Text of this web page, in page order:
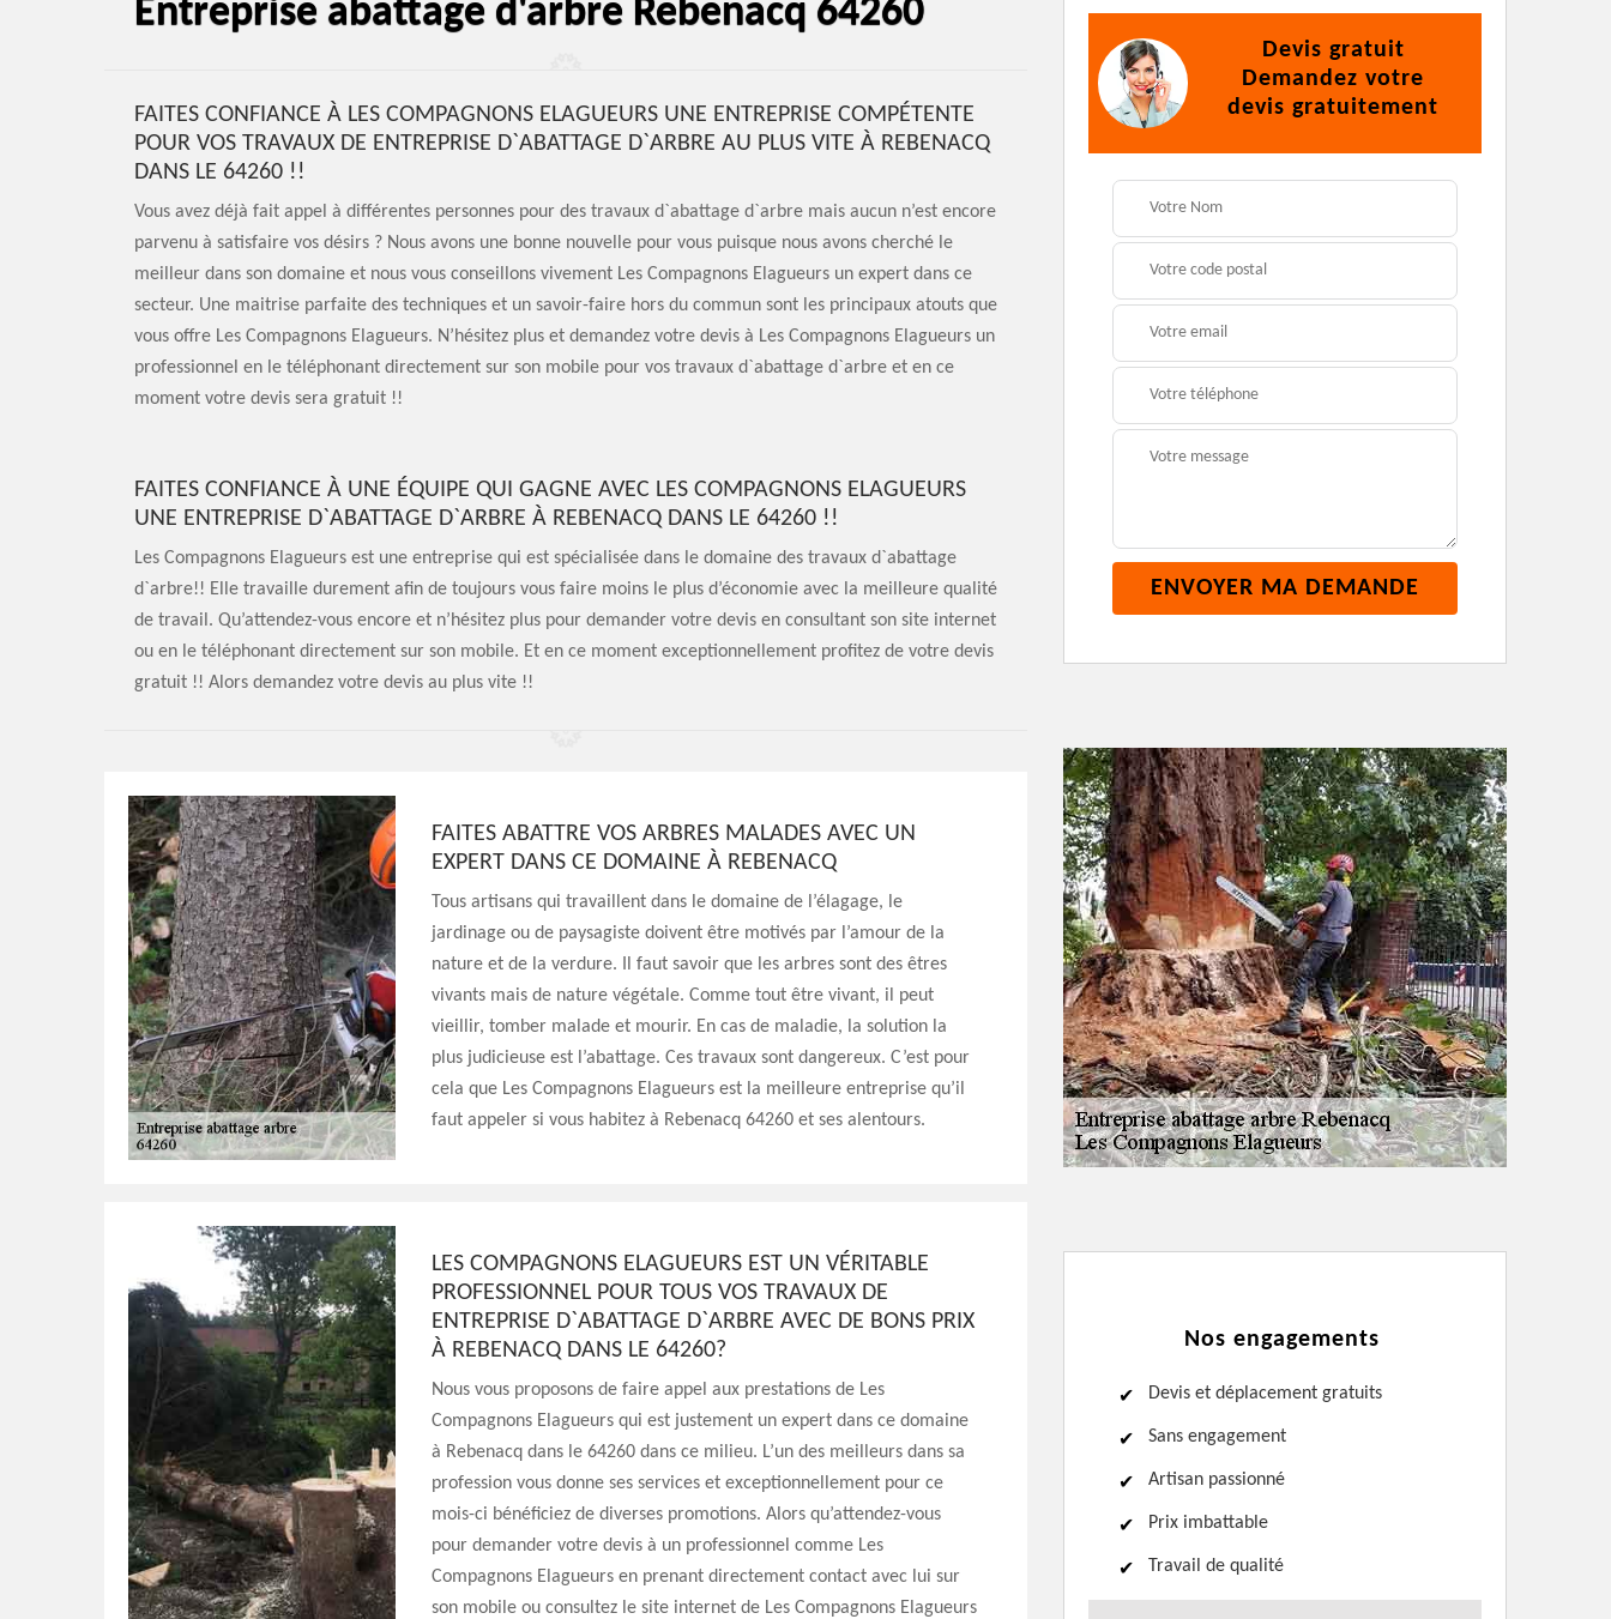
Entreprise abattage d'arbre Rebenacq 64260
FAITES CONFIANCE À LES COMPAGNONS ELAGUEURS UNE ENTREPRISE COMPÉTENTE
POUR VOS TRAVAUX DE ENTREPRISE D`ABATTAGE D`ARBRE AU PLUS VITE À REBENACQ
DANS LE 64260 !!
Vous avez déjà fait appel à différentes personnes pour des travaux d`abattage d`arbre mais aucun n’est encore
parvenu à satisfaire vos désirs ? Nous avons une bonne nouvelle pour vous puisque nous avons cherché le
meilleur dans son domaine et nous vous conseillons vivement Les Compagnons Elagueurs un expert dans ce
secteur. Une maitrise parfaite des techniques et un savoir-faire hors du commun sont les principaux atouts que
vous offre Les Compagnons Elagueurs. N’hésitez plus et demandez votre devis à Les Compagnons Elagueurs un
professionnel en le téléphonant directement sur son mobile pour vos travaux d`abattage d`arbre et en ce
moment votre devis sera gratuit !!
FAITES CONFIANCE À UNE ÉQUIPE QUI GAGNE AVEC LES COMPAGNONS ELAGUEURS
UNE ENTREPRISE D`ABATTAGE D`ARBRE À REBENACQ DANS LE 64260 !!
Les Compagnons Elagueurs est une entreprise qui est spécialisée dans le domaine des travaux d`abattage
d`arbre!! Elle travaille durement afin de toujours vous faire moins le plus d’économie avec la meilleure qualité
de travail. Qu’attendez-vous encore et n’hésitez plus pour demander votre devis en consultant son site internet
ou en le téléphonant directement sur son mobile. Et en ce moment exceptionnellement profitez de votre devis
gratuit !! Alors demandez votre devis au plus vite !!
FAITES ABATTRE VOS ARBRES MALADES AVEC UN
EXPERT DANS CE DOMAINE À REBENACQ
Tous artisans qui travaillent dans le domaine de l’élagage, le
jardinage ou de paysagiste doivent être motivés par l’amour de la
nature et de la verdure. Il faut savoir que les arbres sont des êtres
vivants mais de nature végétale. Comme tout être vivant, il peut
vieillir, tomber malade et mourir. En cas de maladie, la solution la
plus judicieuse est l’abattage. Ces travaux sont dangereux. C’est pour
cela que Les Compagnons Elagueurs est la meilleure entreprise qu’il
faut appeler si vous habitez à Rebenacq 64260 et ses alentours.
LES COMPAGNONS ELAGUEURS EST UN VÉRITABLE
PROFESSIONNEL POUR TOUS VOS TRAVAUX DE
ENTREPRISE D`ABATTAGE D`ARBRE AVEC DE BONS PRIX
À REBENACQ DANS LE 64260?
Nous vous proposons de faire appel aux prestations de Les
Compagnons Elagueurs qui est justement un expert dans ce domaine
à Rebenacq dans le 64260 dans ce milieu. L’un des meilleurs dans sa
profession vous donne ses services et exceptionnellement pour ce
mois-ci bénéficiez de diverses promotions. Alors qu’attendez-vous
pour demander votre devis à un professionnel comme Les
Compagnons Elagueurs en prenant directement contact avec lui sur
son mobile ou consultez le site internet de Les Compagnons Elagueurs
Devis gratuit
Demandez votre
devis gratuitement
Nos engagements
Devis et déplacement gratuits
Sans engagement
Artisan passionné
Prix imbattable
Travail de qualité